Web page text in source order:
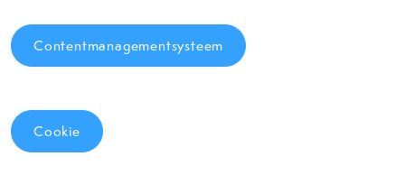
Contentmanagementsysteem
Cookie